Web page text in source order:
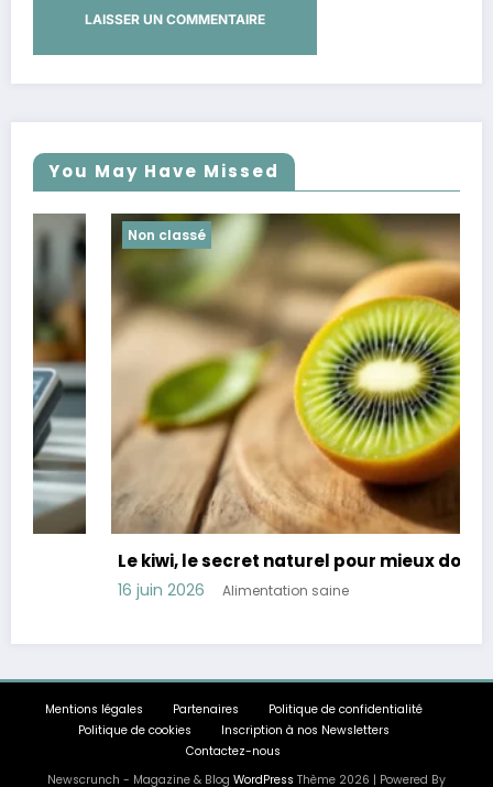
You May Have Missed
Non classé
Le kiwi, le secret naturel pour mieux dormir
16 juin 2026 Alimentation saine
Mentions légales Partenaires
Politique de confidentialité
Politique de cookies
Inscription à nos Newsletters
Contactez-nous
Newscrunch - Magazine & Blog WordPress Thème 2026 | Powered By